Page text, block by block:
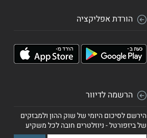
הורדת אפליקציה
הרשמה לדיוור
הירשם לסיכום היומי של שוק ההון ולמבזקים
של ביזפורטל - ניוזלטרים חובה לכל משקיע